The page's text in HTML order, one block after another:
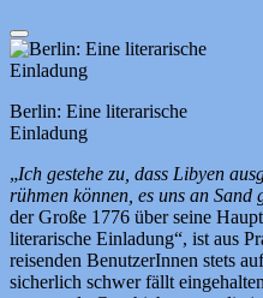
Berlin: Eine literarische
Einladung
„Ich gestehe zu, dass Libyen
rühmen können, es uns an Sand
der Große 1776 über seine
literarische Einladung“, ist aus
reisenden BenutzerInnen stets
sicherlich schwer fällt